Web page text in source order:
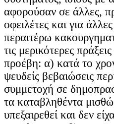
αφορούσαν σε άλλες,
οφειλέτες και για
περαιτέρω
τις μερικότερες
προέβη: α) κατά το
ψευδείς βεβαιώσεις
συμμετοχή σε
τα καταβληθέντα
υπεξαιρεθεί και δεν